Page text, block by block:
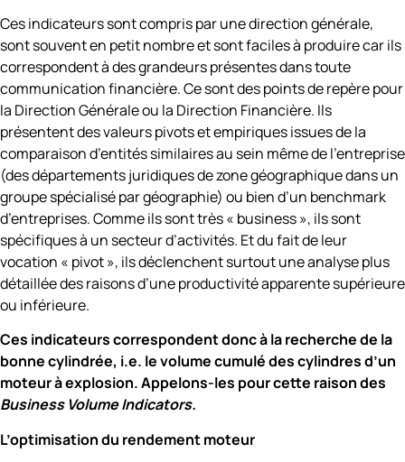
Ces indicateurs sont compris par une direction générale,
sont souvent en petit nombre et sont faciles à produire car ils
correspondent à des grandeurs présentes dans toute
communication financière. Ce sont des points de repère pour
la Direction Générale ou la Direction Financière. Ils
présentent des valeurs pivots et empiriques issues de la
comparaison d’entités similaires au sein même de l’entreprise
(des départements juridiques de zone géographique dans un
groupe spécialisé par géographie) ou bien d’un benchmark
d’entreprises. Comme ils sont très « business », ils sont
spécifiques à un secteur d’activités. Et du fait de leur
vocation « pivot », ils déclenchent surtout une analyse plus
détaillée des raisons d’une productivité apparente supérieure
ou inférieure.
Ces indicateurs correspondent donc à la recherche de la
bonne cylindrée, i.e. le volume cumulé des cylindres d’un
moteur à explosion. Appelons-les pour cette raison des
Business Volume Indicators.
L’optimisation du rendement moteur